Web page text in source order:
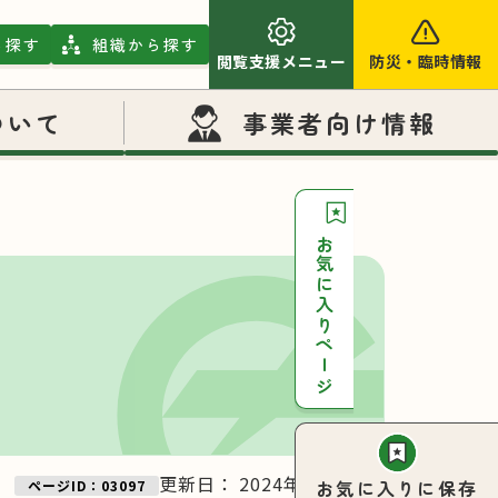
す 組織から探す
閲覧支援メニュー 防災 ・ 臨時情報
て 事業者向け情報
お気に入りページ
お気に入りに保存
ページID：03097 更新日： 2024年11月27日